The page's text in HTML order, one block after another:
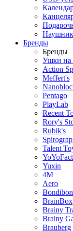
Бренды
Бренды
Ушки на
Action
Meffert's
Pentago
PlayLab
Recent
Rory's
Rubik's
Talent
Yuxin
4M
Aero
Bondibon
BrainBox
Brainy
Brainy
Brauberg